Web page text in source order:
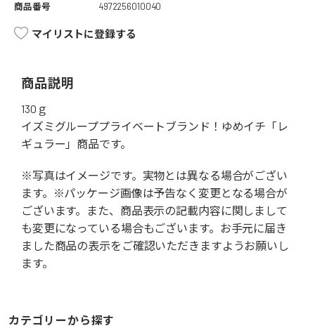
商品番号
4972256010040
マイリストに登録する
商品説明
130ｇ
イズミグループプライベートブランド！ゆめイチ「レ
ギュラー」商品です。
※写真はイメージです。実物とは異なる場合がござい
ます。※パッケージ画像は予告なく変更となる場合が
ございます。また、商品表示の記載内容に関しまして
も変更になっている場合もございます。お手元に届き
ました商品の表示をご確認いただきますようお願いし
ます。
カテゴリーから探す